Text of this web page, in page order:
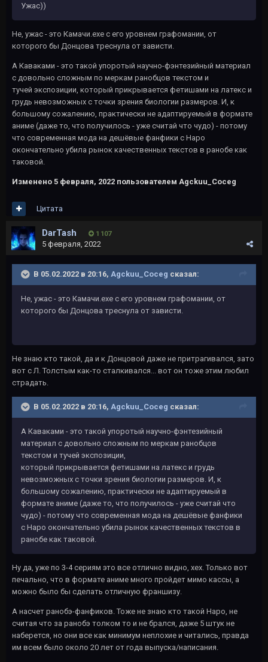
Ужас))
Не, ужас - это Камачи.exe с его уровнем графомании, от
которого бы Донцова треснула от зависти.
А Каваками - это такой упоротый научно-фэнтезийный материал
c довольно сложным по меркам ранобцов текстом и
тучей экспозиции, который прикрывается фетишами на латекс и
грудь невозможных с точки зрения биологии размеров. И, к
большому сожалению, практически не адаптируемый в формате
аниме (даже то, что получилось - уже считай что чудо) - потому
что современная мода на дешёвые фанфики с Наро
окончательно убила рынок качественных текстов в ранобе как
таковой.
Изменено 5 февраля, 2022 пользователем Agckuu_Coceg
Цитата
DarTash 1 107
5 февраля, 2022
В 05.02.2022 в 20:16, Agckuu_Coceg сказал:
Не, ужас - это Камачи.exe с его уровнем графомании, от
которого бы Донцова треснула от зависти.
Не знаю кто такой, да и к Донцовой даже не притрагивался, зато
вот с Л. Толстым как-то сталкивался... вот он тоже этим любил
страдать.
В 05.02.2022 в 20:16, Agckuu_Coceg сказал:
А Каваками - это такой упоротый научно-фэнтезийный
материал c довольно сложным по меркам ранобцов
текстом и тучей экспозиции,
который прикрывается фетишами на латекс и грудь
невозможных с точки зрения биологии размеров. И, к
большому сожалению, практически не адаптируемый в
формате аниме (даже то, что получилось - уже считай что
чудо) - потому что современная мода на дешёвые фанфики
с Наро окончательно убила рынок качественных текстов в
ранобе как таковой.
Ну да, уже по 3-4 сериям это все отлично видно, хех. Только вот
печально, что в формате аниме много пройдет мимо кассы, а
можно было бы сделать отличную франшизу.
А насчет ранобэ-фанфиков. Тоже не знаю кто такой Наро, не
считая что за ранобэ толком то и не брался, даже 5 штук не
наберется, но они все как минимум неплохие и читались, правда
им всем было около 20 лет от года выпуска/написания.